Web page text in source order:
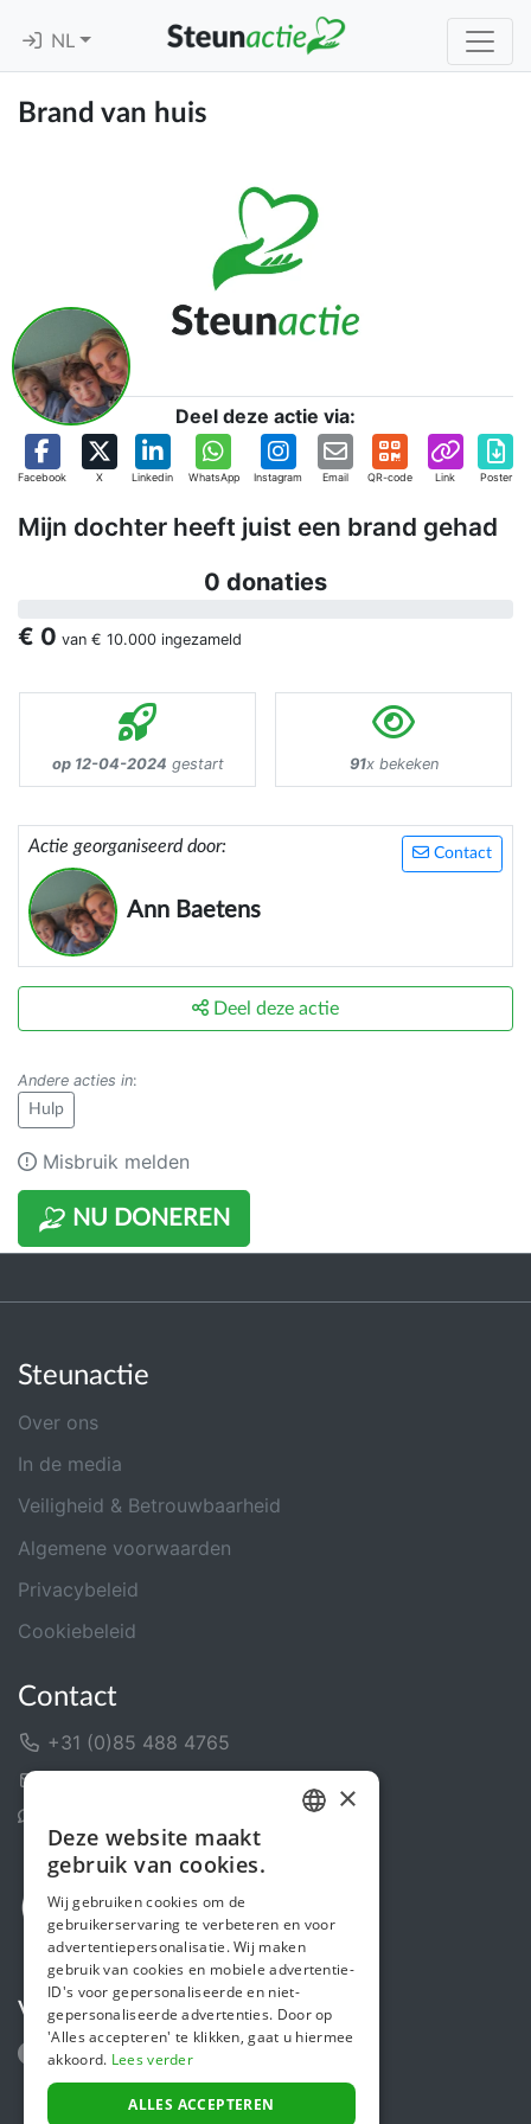
NL
Brand van huis
Deel deze actie via:
Facebook X Linkedin WhatsApp Instagram Email QR-code Link Poster
Mijn dochter heeft juist een brand gehad
0 donaties
€ 0 van € 10.000 ingezameld
op 12-04-2024 gestart 91x bekeken
Contact
Actie georganiseerd door:
Ann Baetens
NU DONEREN
Deel deze actie
Andere acties in:
Hulp
Misbruik melden
Steunactie
Over ons
In de media
Veiligheid & Betrouwbaarheid
Algemene voorwaarden
Privacybeleid
Cookiebeleid
Contact
+31 (0)85 488 4765
Volg ons
ENGLISH
×
Deze website maakt
gebruik van cookies.
Wij gebruiken cookies om de
gebruikerservaring te verbeteren en voor
advertentiepersonalisatie. Wij maken
gebruik van cookies en mobiele advertentie-
ID's voor gepersonaliseerde en niet-
gepersonaliseerde advertenties. Door op
'Alles accepteren' te klikken, gaat u hiermee
akkoord. Lees verder
ALLES ACCEPTEREN